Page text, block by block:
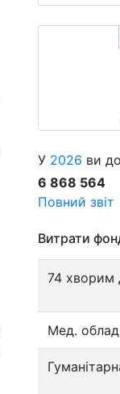
У 2026 ви
6 868 564
Повний звіт
Витрати
74 хворим
Мед.